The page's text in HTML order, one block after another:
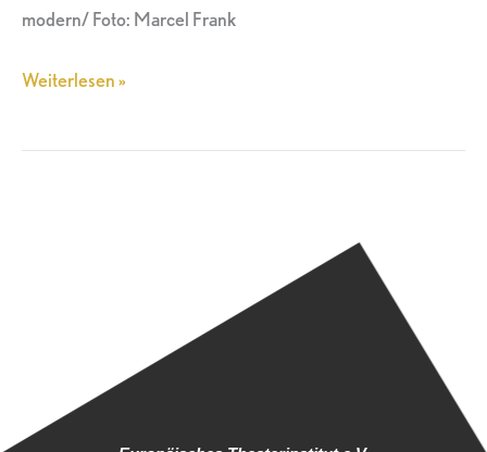
modern/ Foto: Marcel Frank
Weiterlesen »